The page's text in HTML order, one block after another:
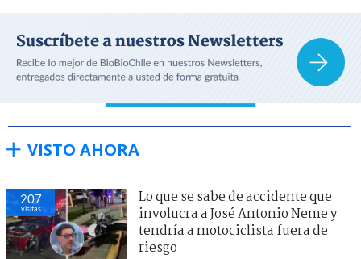
VISTO AHORA
207
visitas
Lo que se sabe de accidente que
involucra a José Antonio Neme y
tendría a motociclista fuera de
riesgo